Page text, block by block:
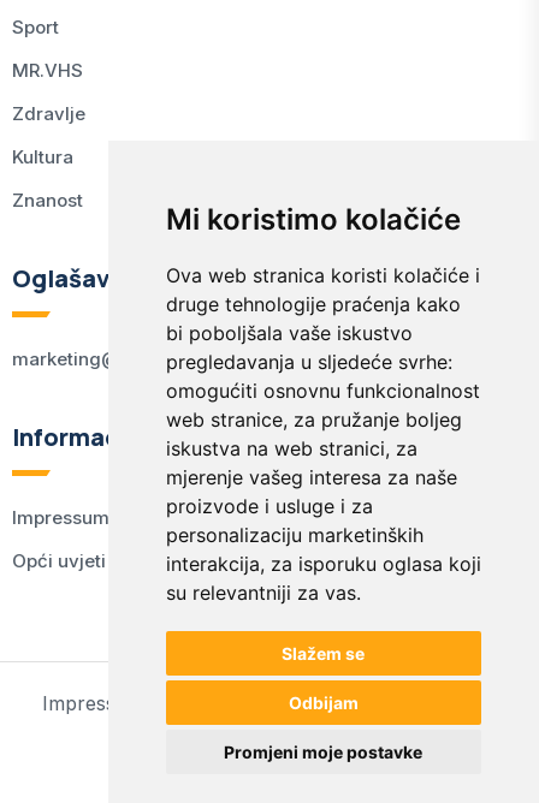
Mi koristimo kolačiće
Ova web stranica koristi kolačiće i
druge tehnologije praćenja kako
bi poboljšala vaše iskustvo
pregledavanja u sljedeće svrhe:
omogućiti osnovnu funkcionalnost
web stranice, za pružanje boljeg
iskustva na web stranici, za
mjerenje vašeg interesa za naše
proizvode i usluge i za
personalizaciju marketinških
interakcija, za isporuku oglasa koji
su relevantniji za vas.
Slažem se
Odbijam
Promjeni moje postavke
Sport
MR.VHS
Zdravlje
Kultura
Znanost
Oglašavanje
marketing@kodex.hr
Informacije
Impressum
Opći uvjeti korištenja
Impressum Opći uvjeti korištenjaPostavke kolačića
© 2024 kodex.hr